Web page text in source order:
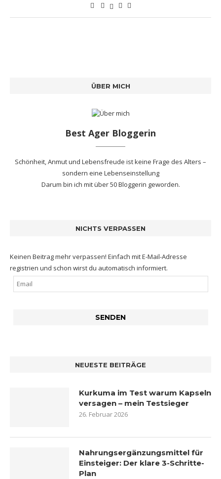
ÜBER MICH
Best Ager Bloggerin
Schönheit, Anmut und Lebensfreude ist keine Frage des Alters –
sondern eine Lebenseinstellung
Darum bin ich mitüber 50 Bloggerin geworden.
NICHTS VERPASSEN
Keinen Beitrag mehr verpassen! Einfach mit E-Mail-Adresse
registrien und schon wirst du automatisch informiert.
NEUESTE BEITRÄGE
Kurkuma im Test warum Kapseln
versagen – mein Testsieger
26. Februar 2026
Nahrungsergänzungsmittel für
Einsteiger: Der klare 3-Schritte-
Plan